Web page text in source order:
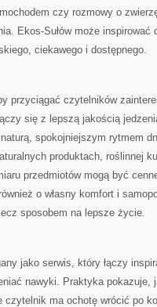
czy rozmowy o
Ekos-Sułów może inspirować
ciekawego i dostępnego.
przyciągać czytelników
się z lepszą jakością
spokojniejszym rytmem
produktach, roślinnej
przedmiotów mogą być
o własny komfort i
sposobem na lepsze życie.
jako serwis, który łączy
nawyki. Praktyka pokazuje,
ma ochotę wrócić po